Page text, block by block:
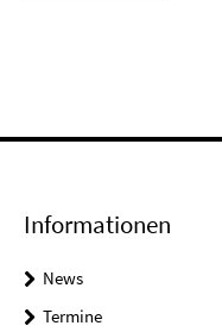
Informationen
News
Termine